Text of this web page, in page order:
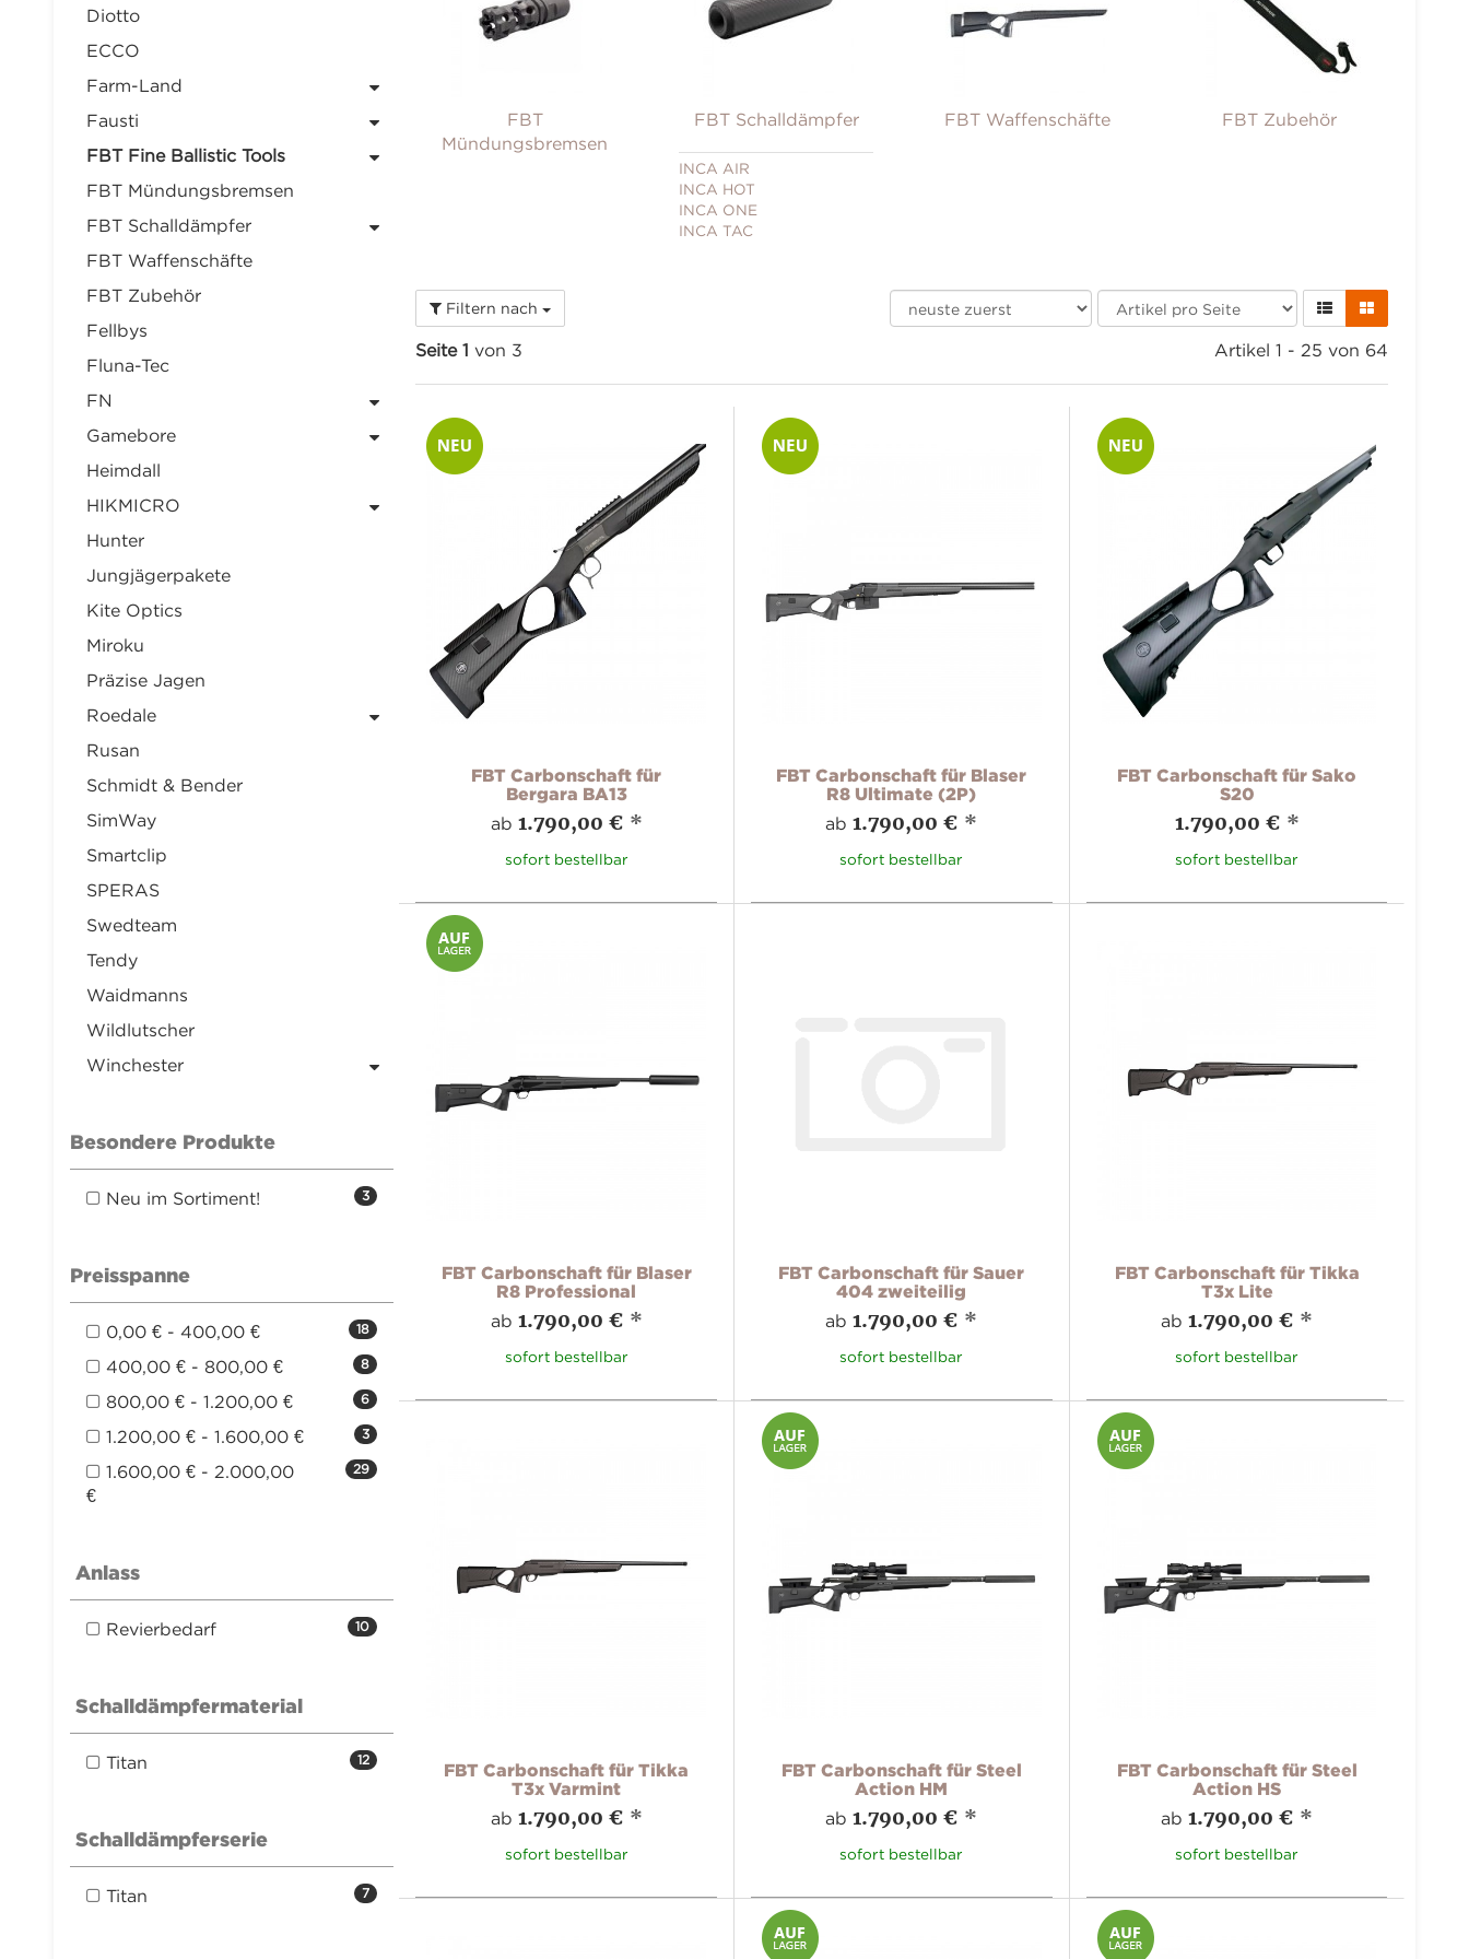
FBT
Mündungsbremsen
FBT Schalldämpfer
INCA AIR
INCA HOT
INCA ONE
INCA TAC
FBT Waffenschäfte FBT Zubehör
Filtern nach
Seite 1 von 3 Artikel 1 - 25 von 64
FBT Carbonschaft für
Bergara BA13
ab 1.790,00 € *
sofort bestellbar
FBT Carbonschaft für Blaser
R8 Ultimate (2P)
ab1.790,00 € *
sofort bestellbar
FBT Carbonschaft für Sako
S20
1.790,00 € *
sofort bestellbar
FBT Carbonschaft für Blaser
R8 Professional
ab 1.790,00 € *
sofort bestellbar
FBT Carbonschaft für Sauer
404 zweiteilig
ab1.790,00 € *
sofort bestellbar
FBT Carbonschaft für Tikka
T3x Lite
ab 1.790,00 € *
sofort bestellbar
FBT Carbonschaft für Tikka
T3x Varmint
ab 1.790,00 € *
sofort bestellbar
FBT Carbonschaft für Steel
Action HM
ab1.790,00 € *
sofort bestellbar
FBT Carbonschaft für Steel
Action HS
ab 1.790,00 € *
sofort bestellbar
Diotto
ECCO
Farm-Land
Fausti
FBT Fine Ballistic Tools
FBT Mündungsbremsen
FBT Schalldämpfer
FBT Waffenschäfte
FBT Zubehör
Fellbys
Fluna-Tec
FN
Gamebore
Heimdall
HIKMICRO
Hunter
Jungjägerpakete
Kite Optics
Miroku
Präzise Jagen
Roedale
Rusan
Schmidt & Bender
SimWay
Smartclip
SPERAS
Swedteam
Tendy
Waidmanns
Wildlutscher
Winchester
Besondere Produkte
3
Neu im Sortiment!
Preisspanne
18
0,00 € - 400,00 €
8
400,00 € - 800,00 €
6
800,00 € - 1.200,00 €
3
1.200,00 € - 1.600,00 €
29
1.600,00 € - 2.000,00
€
Anlass
10
Revierbedarf
Schalldämpfermaterial
12
Titan
Schalldämpferserie
7
Titan